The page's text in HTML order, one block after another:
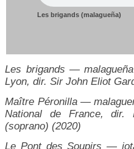
Les brigands (malagueña)
Les brigands —
Lyon, dir. Sir John Eliot
Maître Péronilla —
National de France, dir.
(soprano) (2020)
Le Pont des Soupirs —